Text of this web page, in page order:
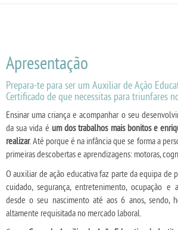
Apresentação
Prepara-te para ser um Auxiliar de Ação
Certificado de que necessitas para triunfares
Ensinar uma criança e acompanhar o seu
da sua vida é um dos trabalhos mais bonitos e
realizar. Até porque é na infância que se forma a
primeiras descobertas e aprendizagens: motoras,
O auxiliar de ação educativa faz parte da equipa de
cuidado, segurança, entretenimento, ocupação e
desde o seu nascimento até aos 6 anos, sendo,
altamente requisitada no mercado laboral.